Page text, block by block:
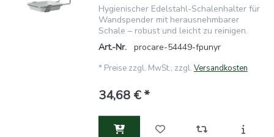
Hygienischer Edelstahl-Schalenhalter für
Wandspender mit herausnehmbarer
Schale – robust und leicht zu reinigen.
Art.-Nr.
procare-54449-fpunyr
* Preise zzgl. MwSt., zzgl. Versandkosten
34,68 € *